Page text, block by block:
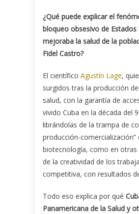
¿Qué puede explicar el
bloqueo obsesivo de
mejoraba la salud de la
Fidel Castro?
El científico Agustín Lage,
surgidos tras la producción
salud, con la garantía de
vivido Cuba en la década del
librándolas de la trampa de
producción-
biotecnología, como en otras
de la creatividad de los
competitiva, con resultados
Todo eso explica por qué
Panamericana de la Salud y